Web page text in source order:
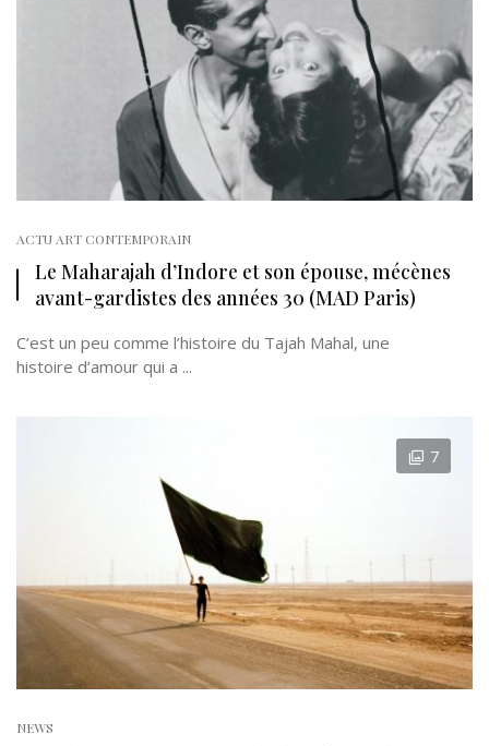
ACTU ART CONTEMPORAIN
Le Maharajah d’Indore et son épouse, mécènes
avant-gardistes des années 30 (MAD Paris)
C’est un peu comme l’histoire du Tajah Mahal, une
histoire d’amour qui a ...
7
NEWS